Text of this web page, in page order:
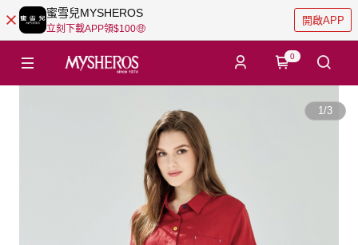
蜜雪兒MYSHEROS
立刻下載APP領$100🤑
開啟APP
0
1/3